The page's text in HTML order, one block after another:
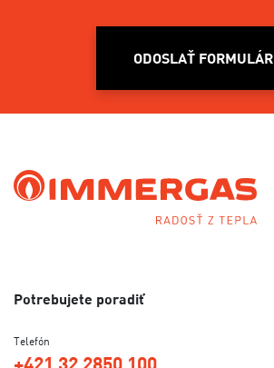
ODOSLAŤ FORMULÁR
Potrebujete poradiť
Telefón